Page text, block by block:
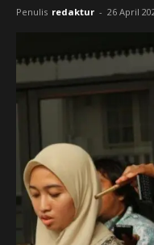
Penulis redaktur - 26 April